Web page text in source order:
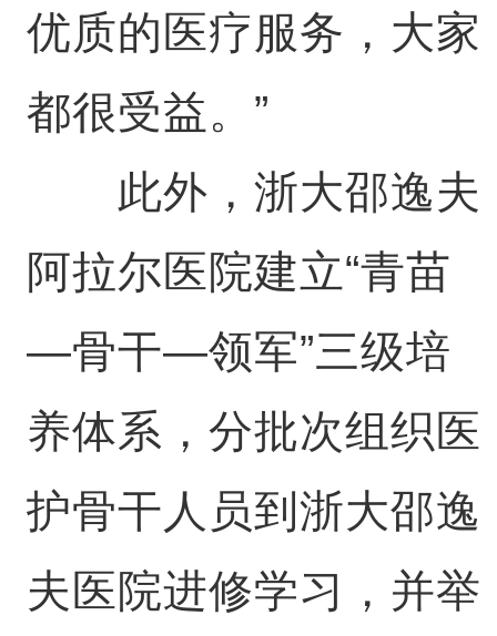
优质的医疗服务，大家
都很受益。”
此外，浙大邵逸夫
阿拉尔医院建立“青苗
—骨干—领军”三级培
养体系，分批次组织医
护骨干人员到浙大邵逸
夫医院进修学习，并举